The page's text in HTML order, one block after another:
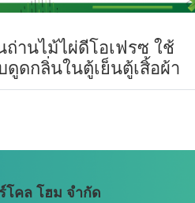
านไม้ไผ่ดีโอเฟรซ ใช้
ดูดกลิ่นในตู้เย็นตู้เสิ้อผ้า
โคล โฮม จำกัด